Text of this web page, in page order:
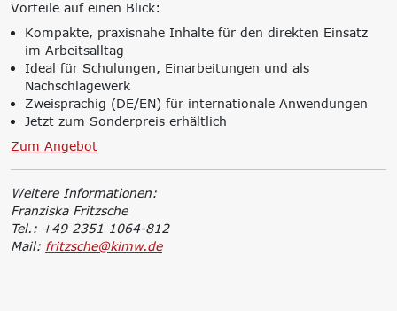
Vorteile auf einen Blick:
Kompakte, praxisnahe Inhalte für den direkten Einsatz
im Arbeitsalltag
Ideal für Schulungen, Einarbeitungen und als
Nachschlagewerk
Zweisprachig (DE/EN) für internationale Anwendungen
Jetzt zum Sonderpreis erhältlich
Zum Angebot
Weitere Informationen:
Franziska Fritzsche
Tel.: +49 2351 1064-812
Mail: fritzsche@kimw.de